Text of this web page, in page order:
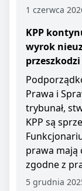
1 czerwca
KPP
wyrok
przeszkodzi
Prawa i
trybunał,
KPP są
prawa mają
zgodne z
5 grudnia